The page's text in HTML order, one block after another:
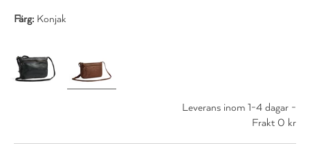
Färg: Konjak
Leverans inom 1-4 dagar -
Frakt 0 kr